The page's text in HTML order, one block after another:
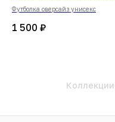
Футболка оверсайз унисекс
1 500 ₽
Коллекции